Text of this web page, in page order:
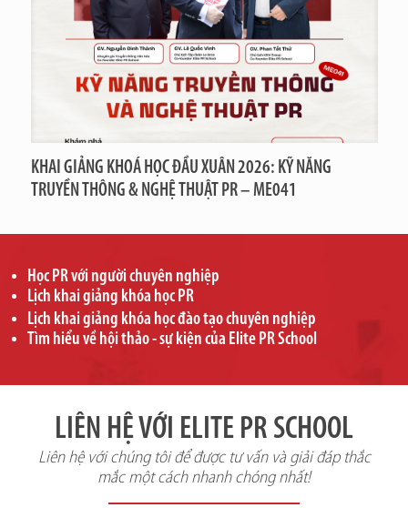
KHAI GIẢNG KHOÁ HỌC ĐẦU XUÂN 2026: KỸ NĂNG
TRUYỀN THÔNG & NGHỆ THUẬT PR – ME041
Học PR với người chuyên nghiệp
Lịch khai giảng khóa học PR
Lịch khai giảng khóa học đào tạo chuyên nghiệp
Tìm hiểu về hội thảo - sự kiện của Elite PR School
LIÊN HỆ VỚI ELITE PR SCHOOL
Liên hệ với chúng tôi để được tư vấn và giải đáp thắc
mắc một cách nhanh chóng nhất!